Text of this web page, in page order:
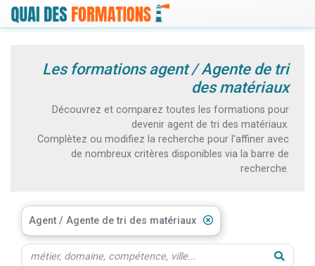
Les formations agent / Agente de tri
des matériaux
Découvrez et comparez toutes les formations pour
devenir agent de tri des matériaux.
Complètez ou modifiez la recherche pour l'affiner avec
de nombreux critères disponibles via la barre de
recherche.
Agent / Agente de tri des matériaux